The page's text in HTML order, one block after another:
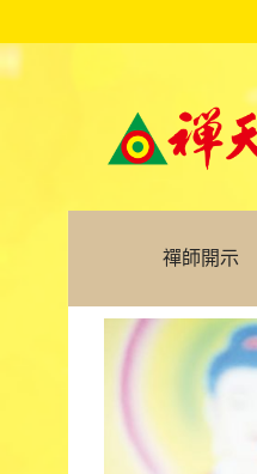
禪師開示